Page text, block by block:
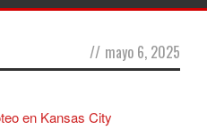
// mayo 6, 2025